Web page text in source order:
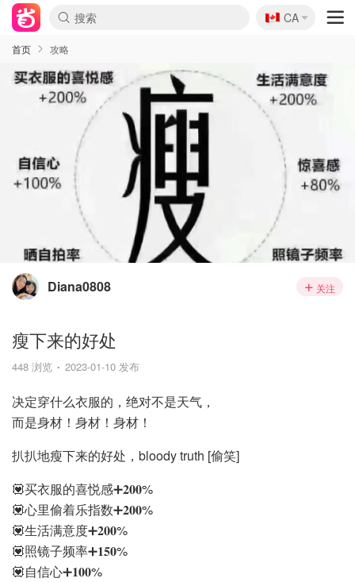
🇨🇦
CA
首页 攻略
Diana0808 关注
瘦下来的好处
448 浏览 2023-01-10 发布
决定‬穿什么衣服的，绝对不是天气，
而是身材！身材！身材！
扒扒地‮下瘦‬来的好处，bloody truth [偷笑]
💟买‮服衣‬的喜悦感➕𝟐𝟎𝟎%
💟心里偷着‮指乐‬数➕𝟐𝟎𝟎%
💟生活满意度➕𝟐𝟎𝟎%
💟照‮子镜‬频率➕𝟏𝟓𝟎%
💟自信心➕𝟏𝟎𝟎%